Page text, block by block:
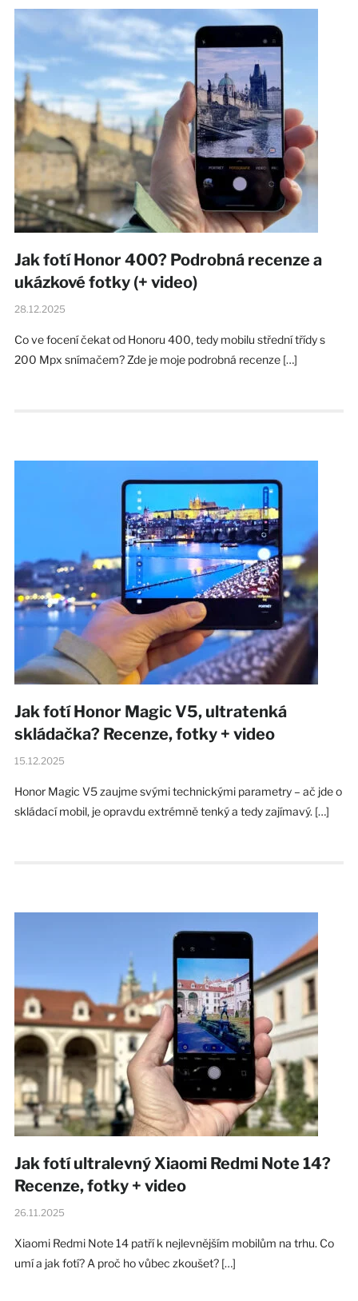
Jak fotí Honor 400? Podrobná recenze a
ukázkové fotky (+ video)
28.12.2025
Co ve focení čekat od Honoru 400, tedy mobilu střední třídy s
200 Mpx snímačem? Zde je moje podrobná recenze […]
Jak fotí Honor Magic V5, ultratenká
skládačka? Recenze, fotky + video
15.12.2025
Honor Magic V5 zaujme svými technickými parametry – ač jde o
skládací mobil, je opravdu extrémně tenký a tedy zajímavý. […]
Jak fotí ultralevný Xiaomi Redmi Note 14?
Recenze, fotky + video
26.11.2025
Xiaomi Redmi Note 14 patří k nejlevnějším mobilům na trhu. Co
umí a jak fotí? A proč ho vůbec zkoušet? […]